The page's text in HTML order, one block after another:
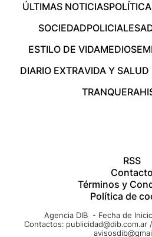
ÚLTIMAS NOTICIASPOLÍTICA
SOCIEDADPOLICIALES
ESTILO DE VIDAMEDIOS
DIARIO EXTRAVIDA Y SALUD
TRANQUERA
RSS
Contacto
Términos y
Política de
Agencia DIB - Fecha de
Contactos: publicidad@dib.com.ar /